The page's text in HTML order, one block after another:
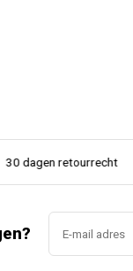
retourrecht